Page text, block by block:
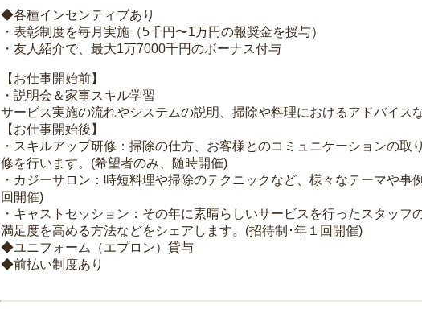
◆各種インセンティブあり
・表彰制度を毎月実施（5千円〜1万円の報奨金を授与）
・友人紹介で、最大1万7000千円のボーナス付与
【お仕事開始前】
・説明会＆家事スキル学習
サービス実施の流れやシステムの説明、掃除や料理におけるアドバイス
【お仕事開始後】
・スキルアップ研修：掃除の仕方、お客様とのコミュニケーションの
修を行います。(希望者のみ、随時開催)
・カジーサロン：時短料理や掃除のテクニックなど、様々なテーマや事
回開催)
・キャストセッション：その年に素晴らしいサービスを行ったスタッ
満足度を高める方法などをシェアします。(招待制･年１回開催)
◆ユニフォーム（エプロン）貸与
◆前払い制度あり